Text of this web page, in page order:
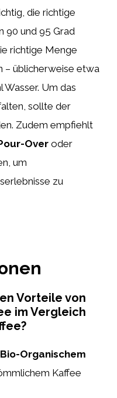
die richtige
90 und 95 Grad
richtige Menge
– üblicherweise etwa
Wasser. Um das
sollte der
Zudem empfiehlt
Over oder
um
zu
Vorteile von
im Vergleich
Bio-Organischem
Kaffee